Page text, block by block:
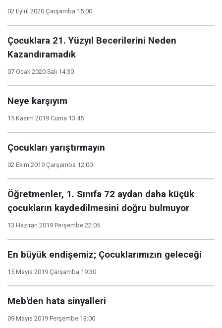
02 Eylül 2020 Çarşamba 15:00
Çocuklara 21. Yüzyıl Becerilerini Neden
Kazandıramadık
07 Ocak 2020 Salı 14:30
Neye karşıyım
15 Kasım 2019 Cuma 13:45
Çocukları yarıştırmayın
02 Ekim 2019 Çarşamba 12:00
Öğretmenler, 1. Sınıfa 72 aydan daha küçük
çocukların kaydedilmesini doğru bulmuyor
13 Haziran 2019 Perşembe 22:05
En büyük endişemiz; Çocuklarımızın geleceği
15 Mayıs 2019 Çarşamba 19:30
Meb'den hata sinyalleri
09 Mayıs 2019 Perşembe 13:00